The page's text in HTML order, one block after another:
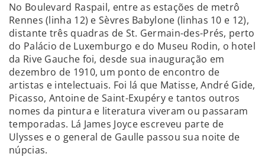
No Boulevard Raspail, entre as estações de metrô
Rennes (linha 12) e Sèvres Babylone (linhas 10 e 12),
distante três quadras de St. Germain-des-Prés, perto
do Palácio de Luxemburgo e do Museu Rodin, o hotel
da Rive Gauche foi, desde sua inauguração em
dezembro de 1910, um ponto de encontro de
artistas e intelectuais. Foi lá que Matisse, André Gide,
Picasso, Antoine de Saint-Exupéry e tantos outros
nomes da pintura e literatura viveram ou passaram
temporadas. Lá James Joyce escreveu parte de
Ulysses e o general de Gaulle passou sua noite de
núpcias.